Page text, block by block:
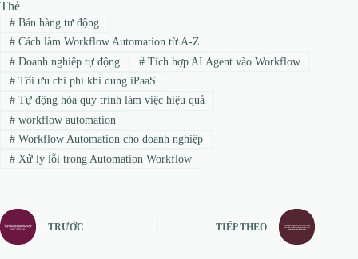
Thẻ
#Bán hàng tự động
#Cách làm Workflow Automation từ A-Z
#Doanh nghiệp tự động #Tích hợp AI Agent vào Workflow
#Tối ưu chi phí khi dùng iPaaS
#Tự động hóa quy trình làm việc hiệu quả
#workflow automation
#Workflow Automation cho doanh nghiệp
#Xử lý lỗi trong Automation Workflow
TRƯỚC TIẾP THEO